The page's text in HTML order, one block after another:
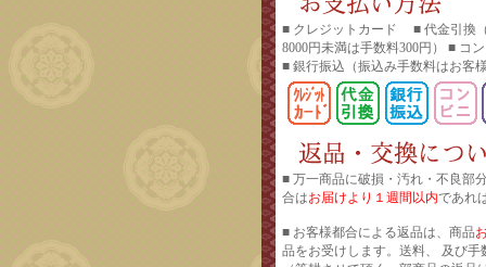
■ クレジットカード ■ 代金引換
8000円未満は手数料300円） ■ コ
■ 銀行振込 （振込み手数料はお客
■ 万一商品に破損・汚れ・不良部
合はお届けより１週間以内であれ
■ お客様都合による返品は、商品
品をお受けします。送料、 及び